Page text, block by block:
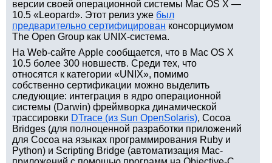
версии своей операционной системы Mac OS X —
10.5 «Leopard». Этот релиз уже был
предварительно сертифицирован консорциумом
The Open Group как UNIX-система.
На Web-сайте Apple сообщается, что в Mac OS X
10.5 более 300 новшеств. Среди тех, что
относятся к категории «UNIX», помимо
собственно сертификации можно выделить
следующие: интеграция в ядро операционной
системы (Darwin) фреймворка динамической
трассировки DTrace (из Sun OpenSolaris), Cocoa
Bridges (для полноценной разработки приложений
для Cocoa на языках программирования Ruby и
Python) и Scripting Bridge (автоматизация Mac-